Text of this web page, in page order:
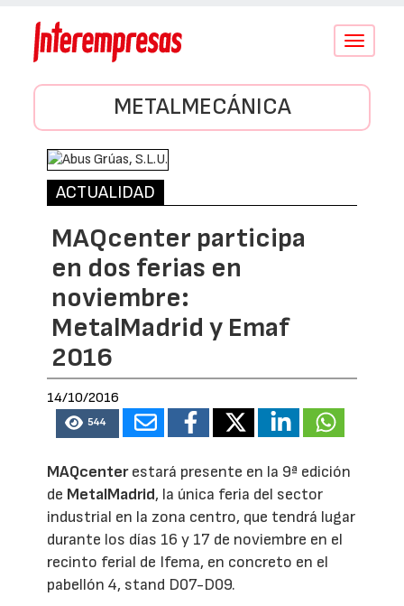
Conmutar
METALMECÁNICA
ACTUALIDAD
MAQcenter participa
en dos ferias en
noviembre:
MetalMadrid y Emaf
2016
14/10/2016
544
MAQcenterestará presente en la 9ª edición
de MetalMadrid, la única feria del sector
industrial en la zona centro, que tendrá lugar
durante los días 16 y 17 de noviembre en el
recinto ferial de Ifema, en concreto en el
pabellón 4, stand D07-D09.